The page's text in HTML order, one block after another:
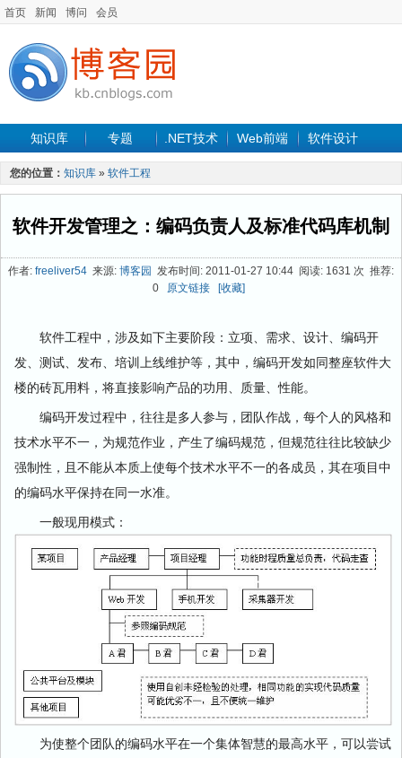
首页 新闻 博问 会员
知识库 专题 .NET技术 Web前端 软件设计
手机开发 软件工程
最新文章
您的位置： 知识库 » 软件工程
软件开发管理之：编码负责人及标准代码库机制
作者: freeliver54 来源: 博客园 发布时间: 2011-01-27 10:44 阅读: 1631 次 推荐:
0
原文链接 [收藏]
软件工程中，涉及如下主要阶段：立项、需求、设计、编码开
发、测试、发布、培训上线维护等，其中，编码开发如同整座软件大
楼的砖瓦用料，将直接影响产品的功用、质量、性能。
编码开发过程中，往往是多人参与，团队作战，每个人的风格和
技术水平不一，为规范作业，产生了编码规范，但规范往往比较缺少
强制性，且不能从本质上使每个技术水平不一的各成员，其在项目中
的编码水平保持在同一水准。
一般现用模式：
为使整个团队的编码水平在一个集体智慧的最高水平，可以尝试